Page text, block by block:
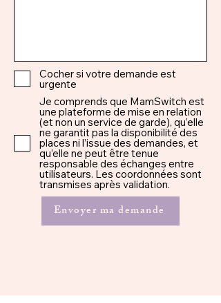
Cocher si votre demande est
urgente
Je comprends que MamSwitch est
une plateforme de mise en relation
(et non un service de garde), qu’elle
ne garantit pas la disponibilité des
places ni l’issue des demandes, et
qu’elle ne peut être tenue
responsable des échanges entre
utilisateurs. Les coordonnées sont
transmises après validation.
Envoyer ma demande